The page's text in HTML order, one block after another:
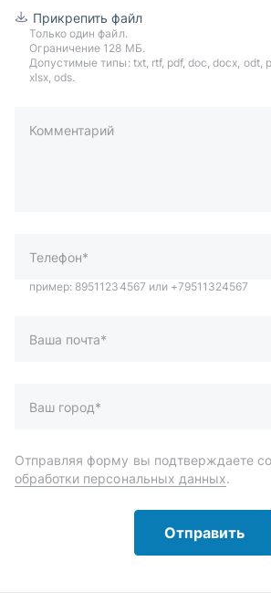
Прикрепить файл
Только один файл.
Ограничение 128 МБ.
Допустимые типы: txt, rtf, pdf, doc, docx, odt,
xlsx, ods.
Комментарий
пример: 89511234567 или +79511324567
Отправить
Автозапчасти и комплектующие